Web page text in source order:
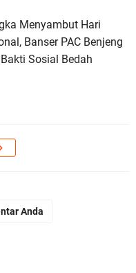
Menyambut Hari
Banser PAC Benjeng
Sosial Bedah
Anda